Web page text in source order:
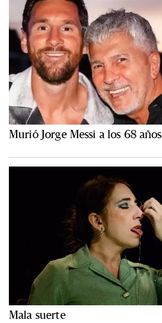
Murió Jorge Messi a los 68 años
Mala suerte